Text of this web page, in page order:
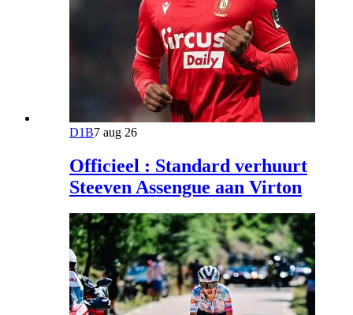
D1B7 aug 26
Officieel : Standard verhuurt
Steeven Assengue aan Virton